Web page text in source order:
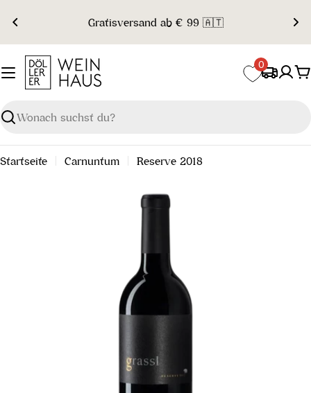
Inhalt
springen
Gratisversand ab € 99 🇦🇹
Suchen
0
Startseite Carnuntum Reserve 2018